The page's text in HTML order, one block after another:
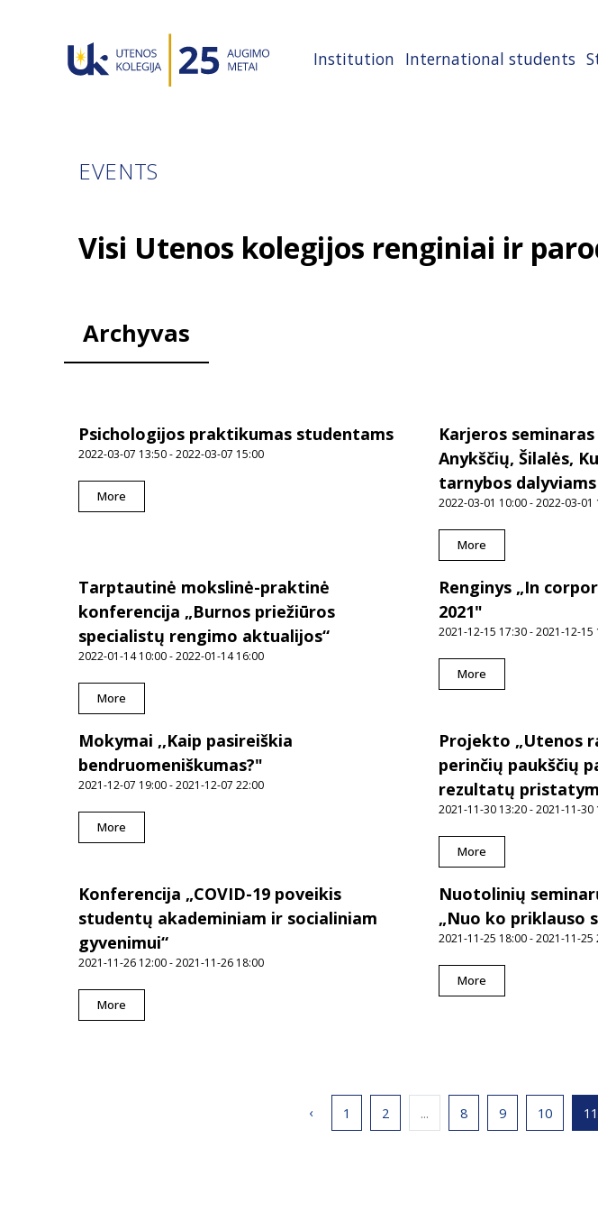
Institution International students
EVENTS
Visi Utenos kolegijos renginiai ir
Archyvas
Psichologijos praktikumas studentams
2022-03-07 13:50 - 2022-03-07 15:00
More
Karjeros
Anykščių, Šilalės,
tarnybos dalyviams
2022-03-01 10:00 - 2022-03-01
More
Tarptautinė mokslinė-praktinė
konferencija „Burnos priežiūros
specialistų rengimo aktualijos“
2022-01-14 10:00 - 2022-01-14 16:00
More
Renginys „In
2021"
2021-12-15 17:30 - 2021-12-15
More
Mokymai ,,Kaip pasireiškia
bendruomeniškumas?"
2021-12-07 19:00 - 2021-12-07 22:00
More
Projekto „Utenos
perinčių paukščių
rezultatų
2021-11-30 13:20 - 2021-11-30
More
Konferencija „COVID-19 poveikis
studentų akademiniam ir socialiniam
gyvenimui“
2021-11-26 12:00 - 2021-11-26 18:00
More
Nuotolinių
„Nuo ko priklauso
2021-11-25 18:00 - 2021-11-25
More
‹ 1 2 ... 8 9 10 11